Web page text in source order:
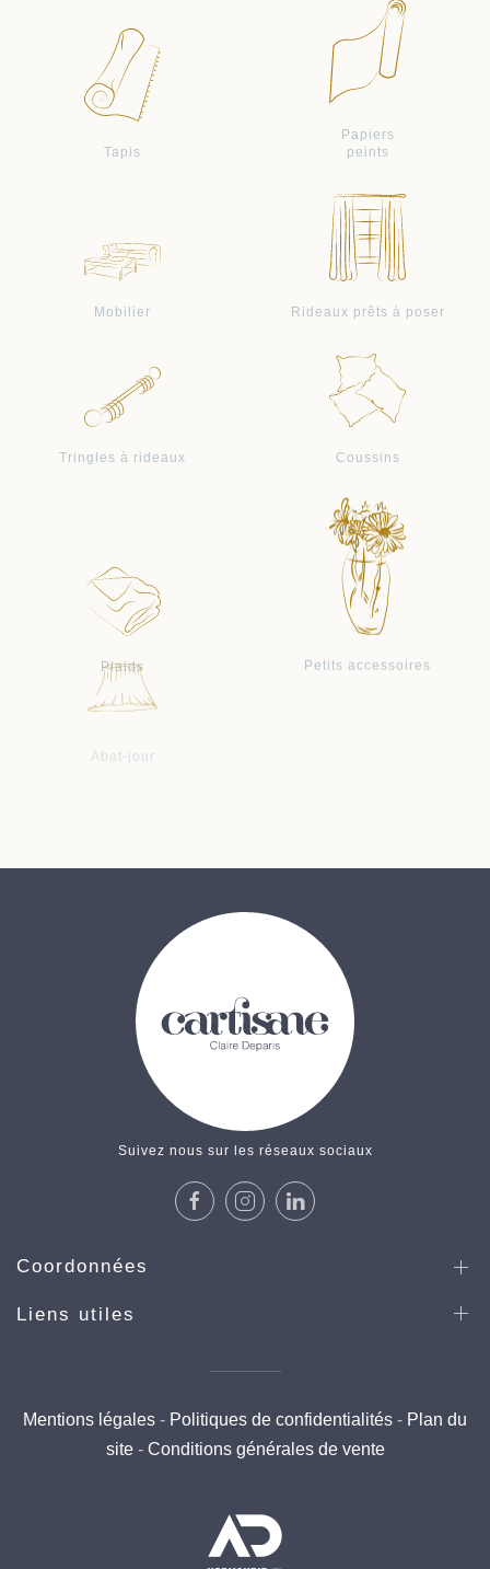
Tapis
Papiers
peints
Mobilier Rideaux prêts à poser
Tringles à rideaux Coussins
Plaids Petits accessoires
Suivez nous sur les réseaux sociaux
Coordonnées
Liens utiles
Mentions légales - Politiques de confidentialités - Plan du
site-Conditions générales de vente